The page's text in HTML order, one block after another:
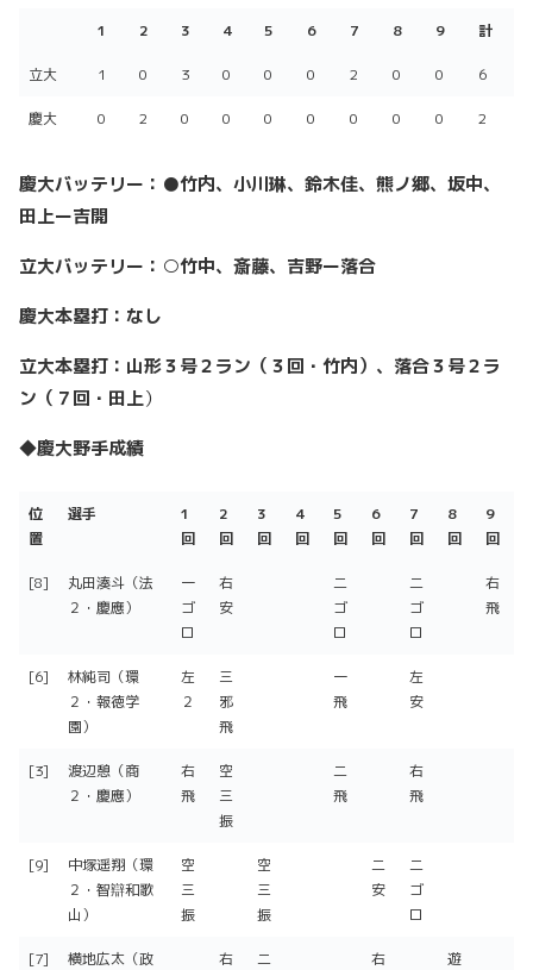
1 2 3 4 5 6 7 8 9
計
計
立大 1 0 3 0 0 0 2 0 0 6
慶大 0 2 0 0 0 0 0 0 0 2
慶大バッテリー：●竹内、小川琳、鈴木佳、熊ノ郷、坂中、
田上ー吉開
立大バッテリー：○竹中、斎藤、吉野ー落合
慶大本塁打：なし
立大本塁打：山形３号２ラン（３回・竹内）、落合３号２ラ
ン（７回・田上）
◆慶大野手成績
位
置
選手
1
回
2
回
3
回
4
回
5
回
6
回
7
回
8
回
9
回
位
選手
回
2
回
回
回
9
回
[8]
丸田湊斗（法
２・慶應）
一
ゴ
ロ
右
安
二
ゴ
ロ
二
ゴ
ロ
右
飛
[6]
林純司（環
２・報徳学
園）
左
２
三
邪
飛
一
飛
左
安
[3]
渡辺憩（商
２・慶應）
右
飛
空
三
振
二
飛
右
飛
[9]
中塚遥翔（環
２・智辯和歌
山）
空
三
振
空
三
振
二
安
二
ゴ
ロ
[7]
横地広太（政
右
二
右
遊